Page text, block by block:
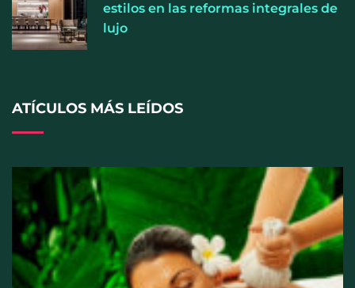
fuerza y la salud ganan terreno a la clásica
‘pérdida de peso’, según Distrito Estudio
estilos en las reformas integrales de
lujo
ATÍCULOS MÁS LEÍDOS